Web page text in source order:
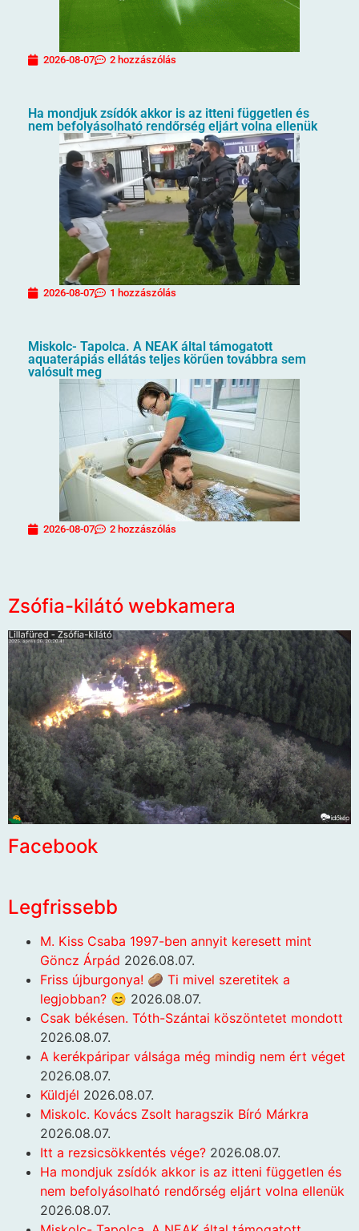
2026-08-07 2 hozzászólás
Ha mondjuk zsídók akkor is az itteni független és
nem befolyásolható rendőrség eljárt volna ellenük
2026-08-07 1 hozzászólás
Miskolc- Tapolca. A NEAK által támogatott
aquaterápiás ellátás teljes körűen továbbra sem
valósult meg
2026-08-07 2 hozzászólás
Zsófia-kilátó webkamera
Facebook
Legfrissebb
M. Kiss Csaba 1997-ben annyit keresett mint
Göncz Árpád 2026.08.07.
Friss újburgonya! 🥔 Ti mivel szeretitek a
legjobban? 😊 2026.08.07.
Csak békésen. Tóth-Szántai köszöntetet mondott
2026.08.07.
A kerékpáripar válsága még mindig nem ért véget
2026.08.07.
Küldjél 2026.08.07.
Miskolc. Kovács Zsolt haragszik Bíró Márkra
2026.08.07.
Itt a rezsicsökkentés vége? 2026.08.07.
Ha mondjuk zsídók akkor is az itteni független és
nem befolyásolható rendőrség eljárt volna ellenük
2026.08.07.